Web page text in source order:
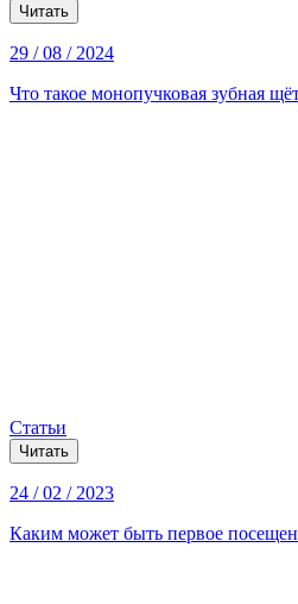
Читать
29 / 08 / 2024
Что такое монопучковая зубная
Статьи
Читать
24 / 02 / 2023
Каким может быть первое